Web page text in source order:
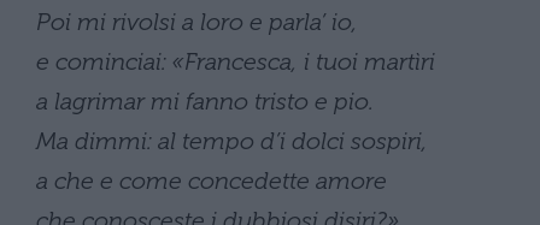
Poi mi rivolsi a loro e parla’ io,
e cominciai: «Francesca, i tuoi martìri
a lagrimar mi fanno tristo e pio.
Ma dimmi: al tempo d’i dolci sospiri,
a che e come concedette amore